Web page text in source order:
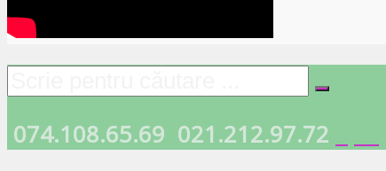
074.108.65.69 021.212.97.72